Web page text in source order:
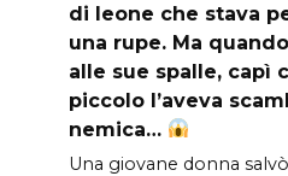
di leone che stava
una rupe. Ma
alle sue spalle, capì
piccolo l’aveva
nemica…
Una giovane donna